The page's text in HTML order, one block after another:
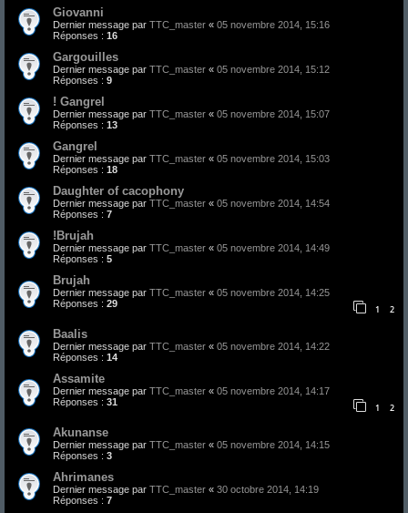
Giovanni
Dernier message par TTC_master « 05 novembre 2014, 15:16
Réponses : 16
Gargouilles
Dernier message par TTC_master « 05 novembre 2014, 15:12
Réponses : 9
! Gangrel
Dernier message par TTC_master « 05 novembre 2014, 15:07
Réponses : 13
Gangrel
Dernier message par TTC_master « 05 novembre 2014, 15:03
Réponses : 18
Daughter of cacophony
Dernier message par TTC_master « 05 novembre 2014, 14:54
Réponses : 7
!Brujah
Dernier message par TTC_master « 05 novembre 2014, 14:49
Réponses : 5
Brujah
Dernier message par TTC_master « 05 novembre 2014, 14:25
Réponses : 29 1 2
Baalis
Dernier message par TTC_master « 05 novembre 2014, 14:22
Réponses : 14
Assamite
Dernier message par TTC_master « 05 novembre 2014, 14:17
Réponses : 31 1 2
Akunanse
Dernier message par TTC_master « 05 novembre 2014, 14:15
Réponses : 3
Ahrimanes
Dernier message par TTC_master « 30 octobre 2014, 14:19
Réponses : 7